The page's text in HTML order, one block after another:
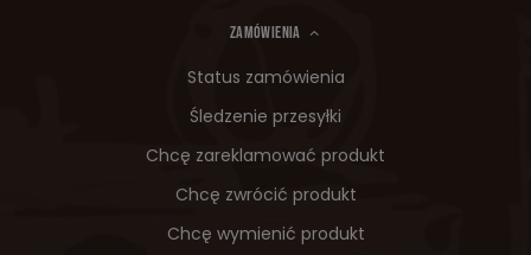
ZAMÓWIENIA
Status zamówienia
Śledzenie przesyłki
Chcę zareklamować produkt
Chcę zwrócić produkt
Chcę wymienić produkt